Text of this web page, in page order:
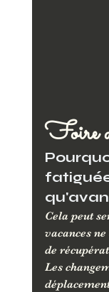
Foire
Cela peut
vacances
de
Les